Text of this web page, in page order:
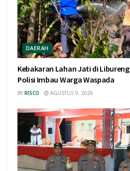
DAERAH
Kebakaran Lahan Jati di
Polisi Imbau Warga Waspada
BY RISCO AGUSTUS 9, 2026